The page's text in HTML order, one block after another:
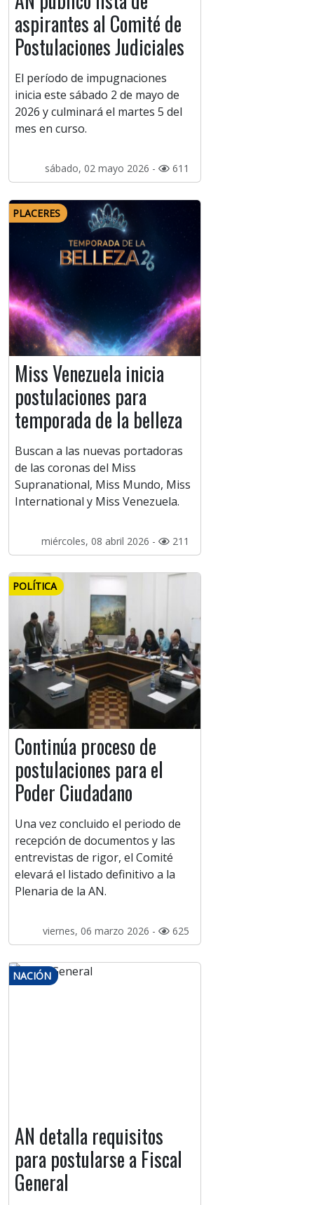
aspirantes al Comité de
Postulaciones Judiciales
El período de impugnaciones
inicia este sábado 2 de mayo de
2026 y culminará el martes 5 del
mes en curso.
sábado, 02 mayo 2026 - 611
PLACERES
Miss Venezuela inicia
postulaciones para
temporada de la belleza
Buscan a las nuevas portadoras
de las coronas del Miss
Supranational, Miss Mundo, Miss
International y Miss Venezuela.
miércoles, 08 abril 2026 - 211
POLÍTICA
Continúa proceso de
postulaciones para el
Poder Ciudadano
Una vez concluido el periodo de
recepción de documentos y las
entrevistas de rigor, el Comité
elevará el listado definitivo a la
Plenaria de la AN.
viernes, 06 marzo 2026 - 625
NACIÓN
AN detalla requisitos
para postularse a Fiscal
General